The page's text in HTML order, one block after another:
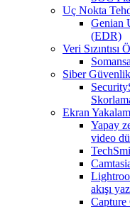
Uç Nokta
Genian
(EDR)
Veri Sızıntısı
Siber
Ekran
Yapay
video
akışı